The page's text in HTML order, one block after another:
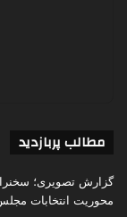
مطالب پربازدید
گزارش تصویری؛
محوریت انتخابات